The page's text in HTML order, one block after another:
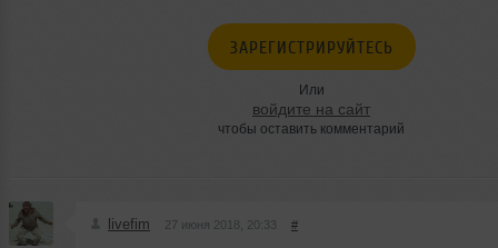
ЗАРЕГИСТРИРУЙТЕСЬ
Или
войдите на сайт
чтобы оставить комментарий
livefim 27 июня 2018, 20:33 #